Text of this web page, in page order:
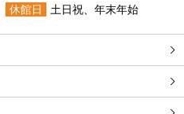
休館日 土日祝、年末年始